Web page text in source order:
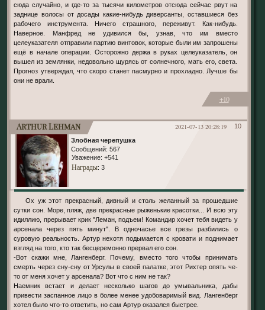
сюда случайно, и где-то за тысячи километров отсюда сейчас рвут на
заднице волосы от досады какие-нибудь диверсанты, оставшиеся без
рабочего инструмента. Ничего страшного, переживут. Как-нибудь.
Наверное. Манфред не удивился бы, узнав, что им вместо
целеуказателя отправили партию винтовок, которые были им запрошены
ещё в начале операции. Осторожно держа в руках целеуказатель, он
вышел из землянки, недовольно щурясь от солнечного, мать его, света.
Прогноз утверждал, что скоро станет пасмурно и прохладно. Лучше бы
они не врали.
+10
10
2021-07-13 20:28:19
Arthur Lehman
Злобная черепушка
Сообщений: 567
Уважение: +541
Награды: 3
Ох уж этот прекрасный, дивный и столь желанный за прошедшие
сутки сон. Море, пляж, две прекрасные рыженькие красотки... И всю эту
идиллию, прерывает крик "Леман, подъем! Командир хочет тебя видеть у
арсенала через пять минут". В одночасье все грезы разбились о
суровую реальность. Артур нехотя подымается с кровати и поднимает
взгляд на того, кто так бесцеремонно прервал его сон.
-Вот скажи мне, Лангенберг. Почему, вместо того чтобы принимать
смерть через сну-сну от Урсулы в своей палатке, этот Рихтер опять че-
то от меня хочет у арсенала? Вот что с ним не так?
Наемник встает и делает несколько шагов до умывальника, дабы
привести заспанное лицо в более менее удобоваримый вид. Лангенберг
хотел было что-то ответить, но сам Артур оказался быстрее.